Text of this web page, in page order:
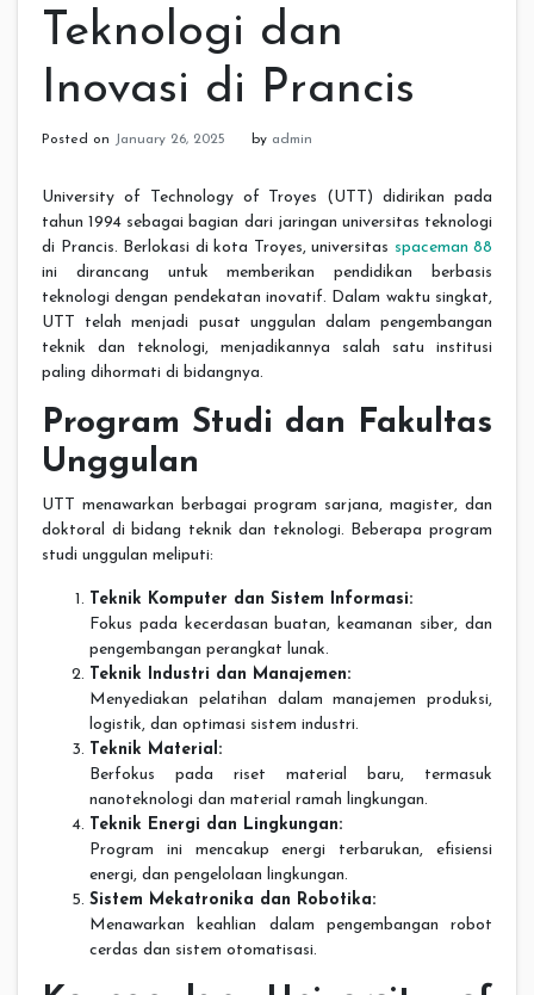
Teknologi dan
Inovasi di Prancis
Posted on January 26, 2025 by admin
University of Technology of Troyes (UTT) didirikan pada
tahun 1994 sebagai bagian dari jaringan universitas teknologi
di Prancis. Berlokasi di kota Troyes, universitas spaceman 88
ini dirancang untuk memberikan pendidikan berbasis
teknologi dengan pendekatan inovatif. Dalam waktu singkat,
UTT telah menjadi pusat unggulan dalam pengembangan
teknik dan teknologi, menjadikannya salah satu institusi
paling dihormati di bidangnya.
Program Studi dan Fakultas
Unggulan
UTT menawarkan berbagai program sarjana, magister, dan
doktoral di bidang teknik dan teknologi. Beberapa program
studi unggulan meliputi:
Teknik Komputer dan Sistem Informasi:
Fokus pada kecerdasan buatan, keamanan siber, dan
pengembangan perangkat lunak.
Teknik Industri dan Manajemen:
Menyediakan pelatihan dalam manajemen produksi,
logistik, dan optimasi sistem industri.
Teknik Material:
Berfokus pada riset material baru, termasuk
nanoteknologi dan material ramah lingkungan.
Teknik Energi dan Lingkungan:
Program ini mencakup energi terbarukan, efisiensi
energi, dan pengelolaan lingkungan.
Sistem Mekatronika dan Robotika:
Menawarkan keahlian dalam pengembangan robot
cerdas dan sistem otomatisasi.